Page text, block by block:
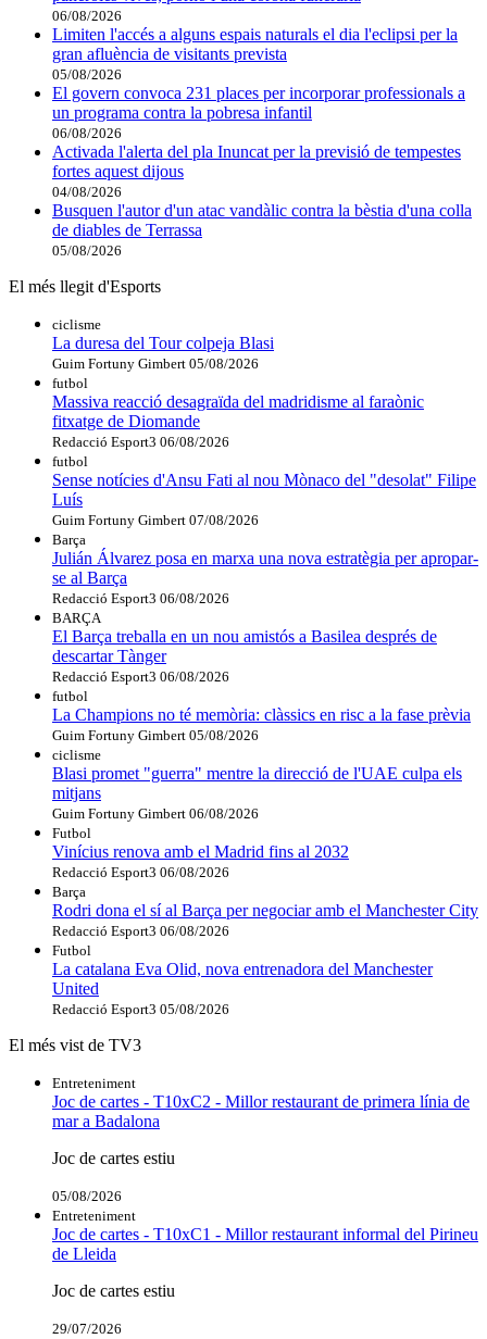
06/08/2026
Limiten l'accés a alguns espais naturals el dia l'eclipsi per la
gran afluència de visitants prevista
05/08/2026
El govern convoca 231 places per incorporar professionals a
un programa contra la pobresa infantil
06/08/2026
Activada l'alerta del pla Inuncat per la previsió de tempestes
fortes aquest dijous
04/08/2026
Busquen l'autor d'un atac vandàlic contra la bèstia d'una colla
de diables de Terrassa
05/08/2026
El més llegit d'Esports
ciclisme
La duresa del Tour colpeja Blasi
Guim Fortuny Gimbert 05/08/2026
futbol
Massiva reacció desagraïda del madridisme al faraònic
fitxatge de Diomande
Redacció Esport3 06/08/2026
futbol
Sense notícies d'Ansu Fati al nou Mònaco del "desolat" Filipe
Luís
Guim Fortuny Gimbert 07/08/2026
Barça
Julián Álvarez posa en marxa una nova estratègia per apropar-
se al Barça
Redacció Esport3 06/08/2026
BARÇA
El Barça treballa en un nou amistós a Basilea després de
descartar Tànger
Redacció Esport3 06/08/2026
futbol
La Champions no té memòria: clàssics en risc a la fase prèvia
Guim Fortuny Gimbert 05/08/2026
ciclisme
Blasi promet "guerra" mentre la direcció de l'UAE culpa els
mitjans
Guim Fortuny Gimbert 06/08/2026
Futbol
Vinícius renova amb el Madrid fins al 2032
Redacció Esport3 06/08/2026
Barça
Rodri dona el sí al Barça per negociar amb el Manchester City
Redacció Esport3 06/08/2026
Futbol
La catalana Eva Olid, nova entrenadora del Manchester
United
Redacció Esport3 05/08/2026
El més vist de TV3
Entreteniment
Joc de cartes - T10xC2 - Millor restaurant de primera línia de
mar a Badalona
Joc de cartes estiu
05/08/2026
Entreteniment
Joc de cartes - T10xC1 - Millor restaurant informal del Pirineu
de Lleida
Joc de cartes estiu
29/07/2026